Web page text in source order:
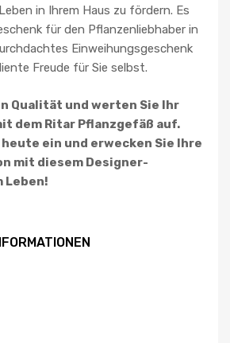
in Ihrem Haus zu fördern. Es
für den Pflanzenliebhaber in
Einweihungsgeschenk
Freude für Sie selbst.
Qualität und werten Sie Ihr
dem Ritar Pflanzgefäß auf.
ein und erwecken Sie Ihre
mit diesem Designer-
Leben!